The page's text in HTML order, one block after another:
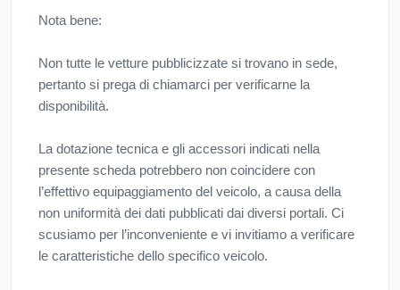
Nota bene:
Non tutte le vetture pubblicizzate si trovano in sede,
pertanto si prega di chiamarci per verificarne la
disponibilità.
La dotazione tecnica e gli accessori indicati nella
presente scheda potrebbero non coincidere con
l’effettivo equipaggiamento del veicolo, a causa della
non uniformità dei dati pubblicati dai diversi portali. Ci
scusiamo per l’inconveniente e vi invitiamo a verificare
le caratteristiche dello specifico veicolo.